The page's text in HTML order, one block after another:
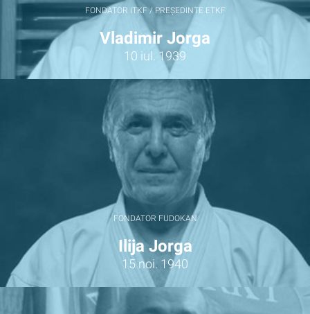
FONDATOR ITKF / PREȘEDINTE ETKF
Vladimir Jorga
10 iul. 1939
FONDATOR FUDOKAN
Ilija Jorga
15 noi. 1940